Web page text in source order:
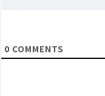
0 COMMENTS